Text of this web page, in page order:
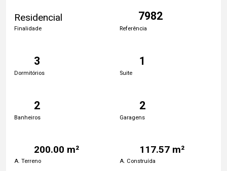
Residencial
Finalidade
7982
Referência
3
Dormitórios
1
Suite
2
Banheiros
2
Garagens
200.00 m²
A. Terreno
117.57 m²
A. Construída